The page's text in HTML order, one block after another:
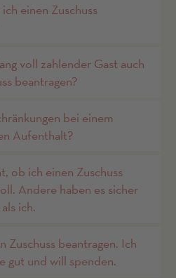
einen Zuschuss
voll zahlender Gast auch
beantragen?
bei einem
Aufenthalt?
ob ich einen Zuschuss
Andere haben es sicher
ich.
Zuschuss beantragen. Ich
gut und will spenden.